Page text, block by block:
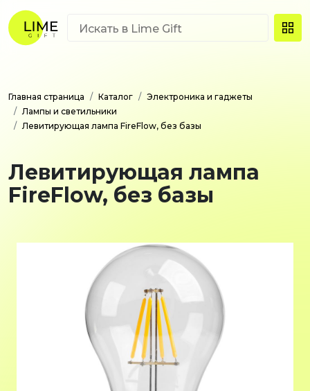
Главная страница Каталог
Электроника и гаджеты
Лампы и светильники
Левитирующая лампа FireFlow, без базы
Левитирующая лампа
FireFlow, без базы